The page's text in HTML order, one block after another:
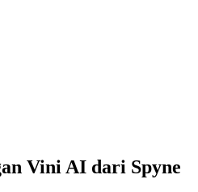
Vini AI dari Spyne